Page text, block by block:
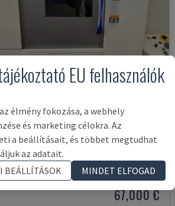
ESZTERGAGÉP
67,000 €
EU felhasználók
élmény fokozása, a webhely
és marketing célokra. Az
a beállításait, és többet megtudhat
az adatait.
BEÁLLÍTÁSOK
MINDET ELFOGAD